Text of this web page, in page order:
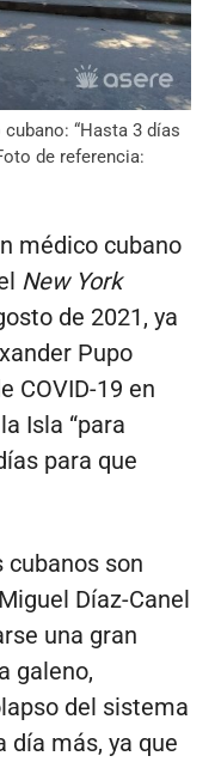
“Hasta 3 días
de referencia:
médico cubano
New York
de 2021, ya
Pupo
COVID-19 en
Isla “para
para que
cubanos son
Díaz-Canel
una gran
galeno,
del sistema
día más, ya que